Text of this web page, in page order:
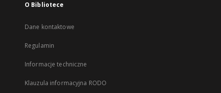
O Bibliotece
Dane kontaktowe
Regulamin
Informacje techniczne
Klauzula informacyjna RODO